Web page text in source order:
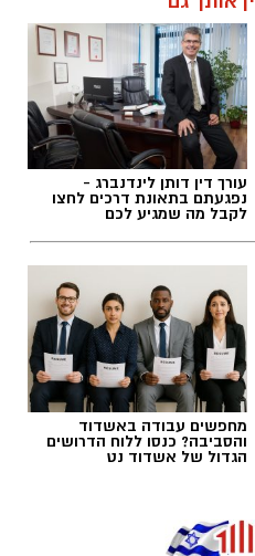
אבל אנחנו לא
עורך דין דותן לינדנברג -
נפגעתם בתאונת דרכים לחצו
לקבל מה שמגיע לכם
מחפשים עבודה באשדוד
והסביבה? כנסו ללוח הדרושים
הגדול של אשדוד נט